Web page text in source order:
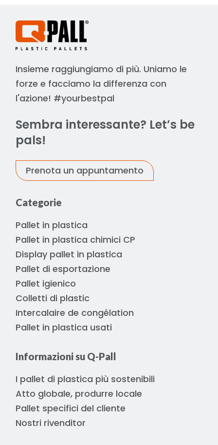
Insieme raggiungiamo di più. Uniamo le
forze e facciamo la differenza con
l'azione! #yourbestpal
Sembra interessante? Let’s be
pals!
Prenota un appuntamento
Categorie
Pallet in plastica
Pallet in plastica chimici CP
Display pallet in plastica
Pallet di esportazione
Pallet igienico
Colletti di plastic
Intercalaire de congélation
Pallet in plastica usati
Informazioni su Q-Pall
I pallet di plastica più sostenibili
Atto globale, produrre locale
Pallet specifici del cliente
Nostri rivenditor